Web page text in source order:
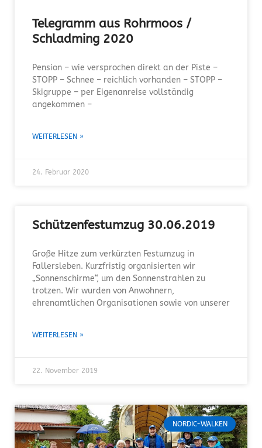
Telegramm aus Rohrmoos /
Schladming 2020
Pension – wie versprochen direkt an der Piste –
STOPP – Schnee – reichlich vorhanden – STOPP –
Skigruppe – per Eigenanreise vollständig
angekommen –
WEITERLESEN »
24. Februar 2020
Schützenfestumzug 30.06.2019
Große Hitze zum verkürzten Festumzug in
Fallersleben. Kurzfristig organisierten wir
„Sonnenschirme“, um den Sonnenstrahlen zu
trotzen. Wir wurden von Anwohnern,
ehrenamtlichen Organisationen sowie von unserer
WEITERLESEN »
22. November 2019
NORDIC-WALKEN